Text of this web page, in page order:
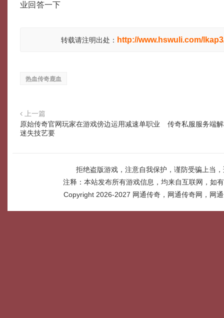
业回答一下
转载请注明出处： http://www.hswuli.com/
热血传奇鹿血
上一篇
原始传奇官网玩家在游戏傍边运用减速单职业
迷失技艺要
传奇私服服务端
拒绝盗版游戏，注意自我保护，谨防受骗上当
注释：本站发布所有游戏信息，均来自互联网，如
Copyright 2026-2027 网通传奇，网通传奇网，网